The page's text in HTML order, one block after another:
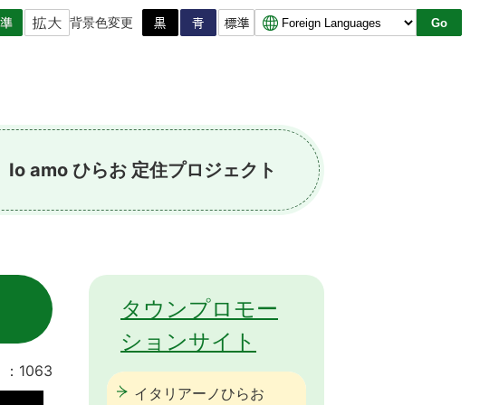
背景色変更 Go
Io amo ひらお 定住プロジェクト
：1063
タウンプロモー
ションサイト
イタリアーノひらお